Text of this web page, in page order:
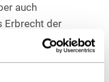
auch
Erbrecht der
soll. Dafür sollte
Erbrecht